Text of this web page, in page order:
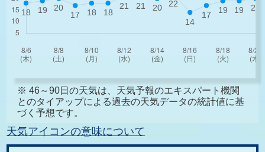
※ 46～90日の天気は、天気予報のエキスパート機関
とのタイアップによる過去の天気データの統計値に基
づく予想です。
天気アイコンの意味について